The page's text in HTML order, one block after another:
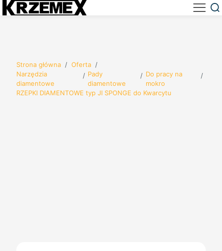
Strona główna / Oferta /
Narzędzia
diamentowe
/ Pady
diamentowe
/ Do pracy na
mokro
/
RZEPKI DIAMENTOWE typ JI SPONGE do Kwarcytu